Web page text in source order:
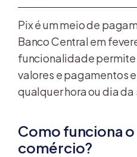
Pix é um meio de
Banco Central em
funcionalidade
valores e pagamentos
qualquer hora ou dia da
Como funciona o
comércio?